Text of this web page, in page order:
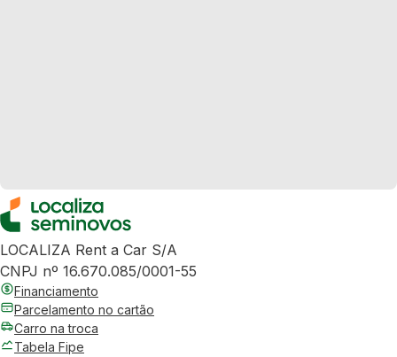
LOCALIZA Rent a Car S/A
CNPJ nº 16.670.085/0001-55
Financiamento
Parcelamento no cartão
Carro na troca
Tabela Fipe